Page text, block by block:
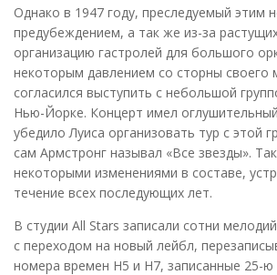
Однако в 1947 году, преследуемый этим
предубеждением, а так же из-за
организацию гастролей для большого
некоторым давлением со сторны своего
согласился выступить с небольшой
Нью-Йорке. Концерт имел
убедило Луиса организовать тур с этой
сам Армстронг называл «Все звезды».
некоторыми изменениями в составе,
течение всех последующих лет.
В студии All Stars записали сотни
с переходом на новый лейбл,
номера времен H5 и H7, записанные 25-ю